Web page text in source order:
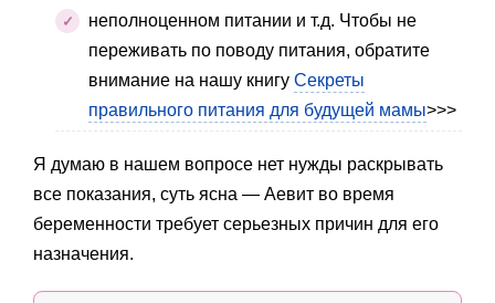
неполноценном питании и т.д. Чтобы не
переживать по поводу питания, обратите
внимание на нашу книгу Секреты
правильного питания для будущей мамы>>>
Я думаю в нашем вопросе нет нужды раскрывать
все показания, суть ясна — Аевит во время
беременности требует серьезных причин для его
назначения.